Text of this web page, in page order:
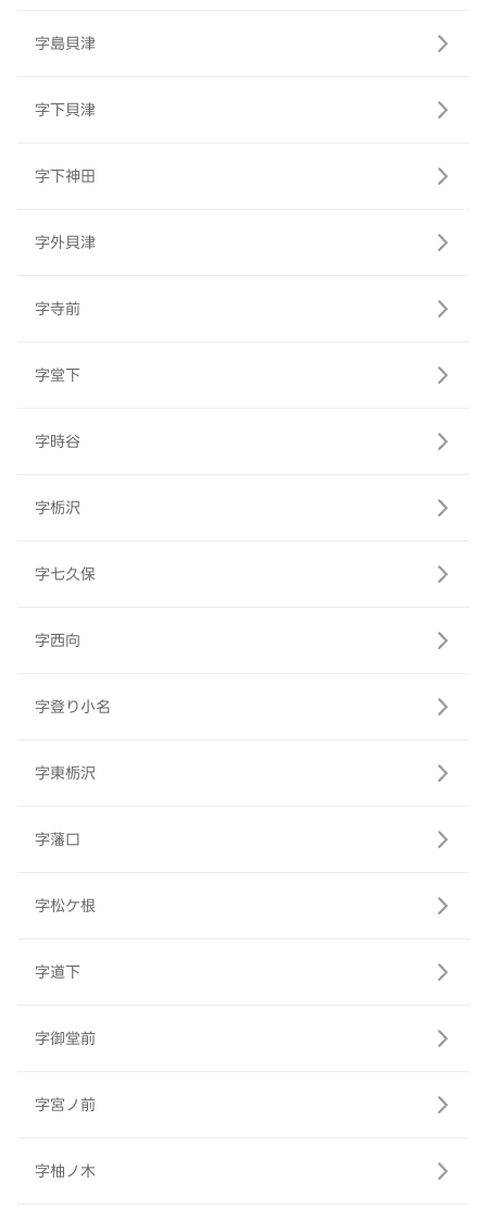
字島貝津
字下貝津
字下神田
字外貝津
字寺前
字堂下
字時谷
字栃沢
字七久保
字西向
字登り小名
字東栃沢
字藩口
字松ケ根
字道下
字御堂前
字宮ノ前
字柚ノ木